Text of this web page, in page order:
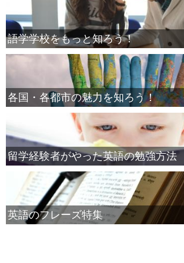
語学学校をもっと知ろう！
各国・各都市の魅力を知ろう！
留学経験者がやった英語の勉強方法
英語のフレーズ特集